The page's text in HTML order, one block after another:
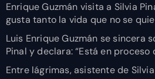
Enrique Guzmán visita a Silvia
gusta tanto la vida que no se
Luis Enrique Guzmán se sincera
Pinal y declara: “Está en proceso
Entre lágrimas, asistente de